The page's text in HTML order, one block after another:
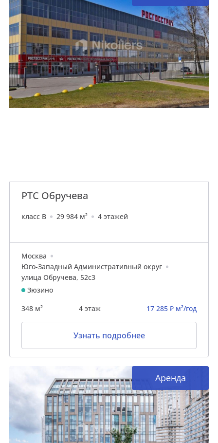
РТС Обручева
класс B 29 984 м² 4 этажей
Москва
Юго-Западный Административный округ
улица Обручева, 52с3
Зюзино
348 м²
4 этаж 17 285 ₽ м²/год
Узнать подробнее
Аренда